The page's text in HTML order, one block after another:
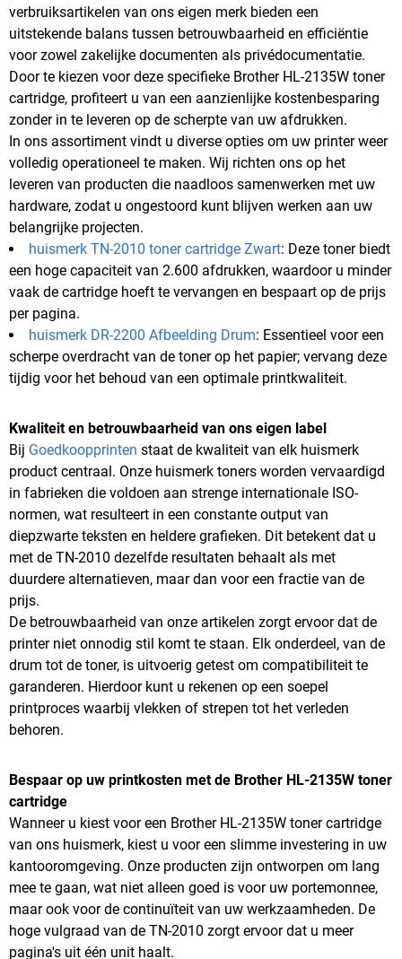
verbruiksartikelen van ons eigen merk bieden een
uitstekende balans tussen betrouwbaarheid en efficiëntie
voor zowel zakelijke documenten als privédocumentatie.
Door te kiezen voor deze specifieke Brother HL-2135W toner
cartridge, profiteert u van een aanzienlijke kostenbesparing
zonder in te leveren op de scherpte van uw afdrukken.
In ons assortiment vindt u diverse opties om uw printer weer
volledig operationeel te maken. Wij richten ons op het
leveren van producten die naadloos samenwerken met uw
hardware, zodat u ongestoord kunt blijven werken aan uw
belangrijke projecten.
huismerk TN-2010 toner cartridge Zwart: Deze toner biedt
een hoge capaciteit van 2.600 afdrukken, waardoor u minder
vaak de cartridge hoeft te vervangen en bespaart op de prijs
per pagina.
huismerk DR-2200 Afbeelding Drum: Essentieel voor een
scherpe overdracht van de toner op het papier; vervang deze
tijdig voor het behoud van een optimale printkwaliteit.
Kwaliteit en betrouwbaarheid van ons eigen label
Bij Goedkoopprinten staat de kwaliteit van elk huismerk
product centraal. Onze huismerk toners worden vervaardigd
in fabrieken die voldoen aan strenge internationale ISO-
normen, wat resulteert in een constante output van
diepzwarte teksten en heldere grafieken. Dit betekent dat u
met de TN-2010 dezelfde resultaten behaalt als met
duurdere alternatieven, maar dan voor een fractie van de
prijs.
De betrouwbaarheid van onze artikelen zorgt ervoor dat de
printer niet onnodig stil komt te staan. Elk onderdeel, van de
drum tot de toner, is uitvoerig getest om compatibiliteit te
garanderen. Hierdoor kunt u rekenen op een soepel
printproces waarbij vlekken of strepen tot het verleden
behoren.
Bespaar op uw printkosten met de Brother HL-2135W toner
cartridge
Wanneer u kiest voor een Brother HL-2135W toner cartridge
van ons huismerk, kiest u voor een slimme investering in uw
kantooromgeving. Onze producten zijn ontworpen om lang
mee te gaan, wat niet alleen goed is voor uw portemonnee,
maar ook voor de continuïteit van uw werkzaamheden. De
hoge vulgraad van de TN-2010 zorgt ervoor dat u meer
pagina's uit één unit haalt.